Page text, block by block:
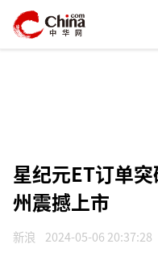
星纪元ET订单
州震撼上市
新浪 2024-05-06 20:37:28